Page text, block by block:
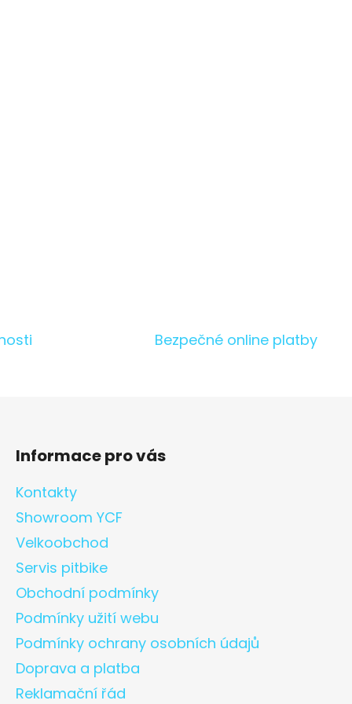
Bezpečné online platby
Informace pro vás
Kontakty
Showroom YCF
Velkoobchod
Servis pitbike
Obchodní podmínky
Podmínky užití webu
Podmínky ochrany osobních údajů
Doprava a platba
Reklamační řád